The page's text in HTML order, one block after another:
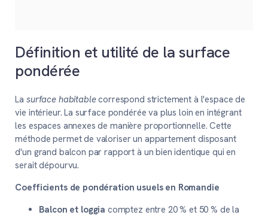
Définition et utilité de la surface
pondérée
Lasurface habitablecorrespond strictement à l'espace de
vie intérieur. La surface pondérée va plus loin en intégrant
les espaces annexes de manière proportionnelle. Cette
méthode permet de valoriser un appartement disposant
d'un grand balcon par rapport à un bien identique qui en
serait dépourvu.
Coefficients de pondération usuels en Romandie
Balcon et loggia comptez entre 20 % et 50 % de la